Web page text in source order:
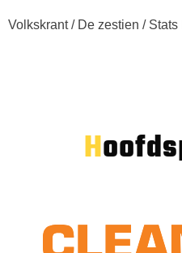
Volkskrant / De zestien / Stats